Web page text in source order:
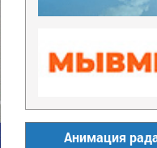
Анимация